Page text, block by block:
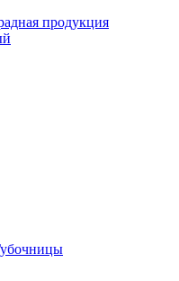
продукция